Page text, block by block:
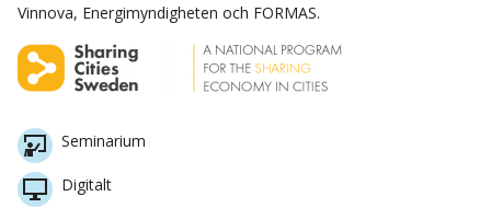
Vinnova, Energimyndigheten och FORMAS.
Seminarium
Digitalt